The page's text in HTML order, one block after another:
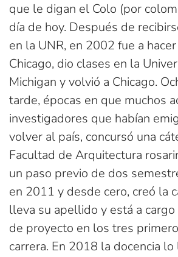
que le digan el Colo (por
día de hoy. Después de
en la UNR, en 2002 fue a
Chicago, dio clases en la
Michigan y volvió a Chicago.
tarde, épocas en que muchos
investigadores que habían
volver al país, concursó una
Facultad de Arquitectura
un paso previo de dos
en 2011 y desde cero, creó la
lleva su apellido y está a
de proyecto en los tres
carrera. En 2018 la docencia lo